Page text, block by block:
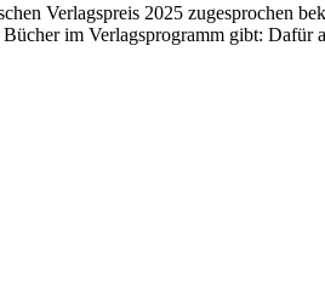
Verlagspreis 2025 zugesprochen
im Verlagsprogramm gibt: